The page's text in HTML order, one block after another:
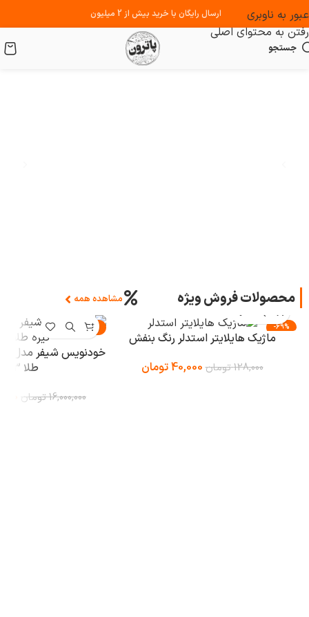
عبور به ناوبری
رفتن به محتوای اصلی
ارسال رایگان با خرید بیش از 2 میلیون
جستجو
مشاهده همه محصولات فروش ویژه
-69%
ماژیک هایلایتر استدلر رنگ بنفش
128,000تومان 40,000تومان
-5%
طلا 23 عیار
16,000,000تومان